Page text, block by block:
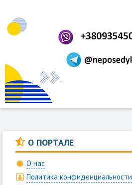
О ПОРТАЛЕ
О нас
Политика конфиденциальности